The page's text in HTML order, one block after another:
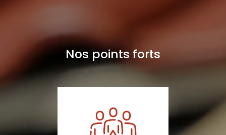
Nos points forts